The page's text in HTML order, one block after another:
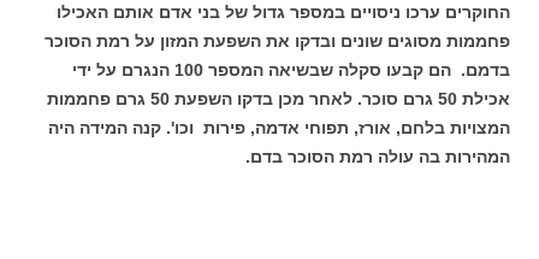
החוקרים ערכו ניסויים במספר גדול של בני אדם אותם האכילו
פחממות מסוגים שונים ובדקו את השפעת המזון על רמת הסוכר
בדמם. הם קבעו סקלה שבשיאה המספר 100 הנגרם על ידי
אכילת 50 גרם סוכר. לאחר מכן בדקו השפעת 50 גרם פחממות
המצויות בלחם, אורז, תפוחי אדמה, פירות וכו'. קנה המידה היה
המהירות בה עולה רמת הסוכר בדם.